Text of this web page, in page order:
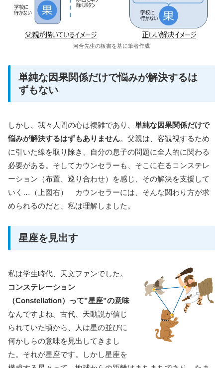
河合先生の板書を基に筆者作成
単純な因果関係だけで悩みが解決するは
ずもない
しかし、我々人間の心は複雑であり、 単純な因果関係だけで
悩みが解決するはずもありません。父親は、客観視するため
に引いた線を取り除き、自分の息子の問題に全人的に関わる
必要がある。そしてカウンセラーも、そこに在るコンステレ
ーション（布置、巡り合わせ）を感じ、その解決を支援して
いく…（上図右） カウンセラーには、そんな関わり方が求
められるのだと、私は理解しました。
星座を見出す
私は学生時代、天文ファンでした。
コンステレーション
（Constellation）って”星座”の意味
なんですよね。古代、天動説が信じ
られていた頃から、人は星の並びに
何かしらの意味を見出してきまし
た。それが星座です。しかし星座を